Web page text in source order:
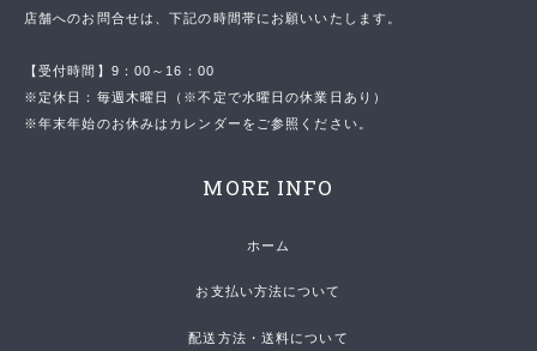
店舗へのお問合せは、下記の時間帯にお願いいたします。
【受付時間】9：00～16：00
※定休日：毎週木曜日（※不定で水曜日の休業日あり）
※年末年始のお休みはカレンダーをご参照ください。
MORE INFO
ホーム
お支払い方法について
配送方法・送料について